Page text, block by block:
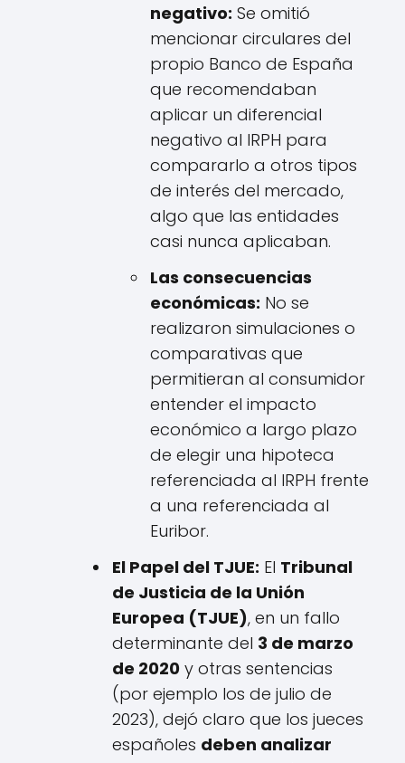
negativo: Se omitió
mencionar circulares del
propio Banco de España
que recomendaban
aplicar un diferencial
negativo al IRPH para
compararlo a otros tipos
de interés del mercado,
algo que las entidades
casi nunca aplicaban.
Las consecuencias
económicas: No se
realizaron simulaciones o
comparativas que
permitieran al consumidor
entender el impacto
económico a largo plazo
de elegir una hipoteca
referenciada al IRPH frente
a una referenciada al
Euribor.
El Papel del TJUE: El Tribunal
de Justicia de la Unión
Europea (TJUE), en un fallo
determinante del 3 de marzo
de 2020 y otras sentencias
(por ejemplo los de julio de
2023), dejó claro que los jueces
españoles deben analizar